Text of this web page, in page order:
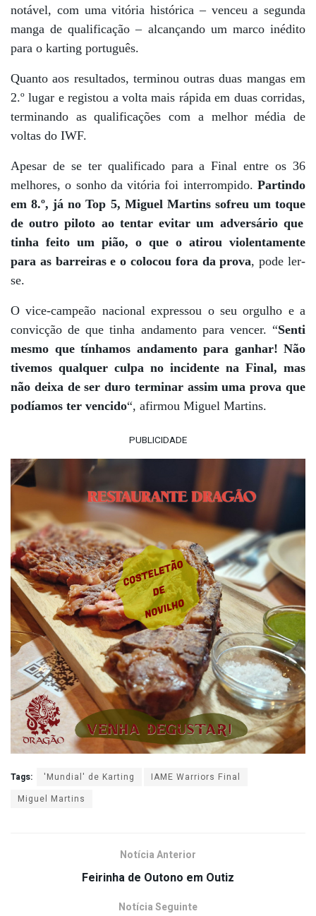
notável, com uma vitória histórica – venceu a segunda
manga de qualificação – alcançando um marco inédito
para o karting português.
Quanto aos resultados, terminou outras duas mangas em
2.º lugar e registou a volta mais rápida em duas corridas,
terminando as qualificações com a melhor média de
voltas do IWF.
Apesar de se ter qualificado para a Final entre os 36
melhores, o sonho da vitória foi interrompido. Partindo
em 8.º, já no Top 5, Miguel Martins sofreu um toque
de outro piloto ao tentar evitar um adversário que
tinha feito um pião, o que o atirou violentamente
para as barreiras e o colocou fora da prova, pode ler-
se.
O vice-campeão nacional expressou o seu orgulho e a
convicção de que tinha andamento para vencer. “Senti
mesmo que tínhamos andamento para ganhar! Não
tivemos qualquer culpa no incidente na Final, mas
não deixa de ser duro terminar assim uma prova que
podíamos ter vencido“, afirmou Miguel Martins.
PUBLICIDADE
Tags: 'Mundial' de Karting
IAME Warriors Final
Miguel Martins
Notícia Anterior
Feirinha de Outono em Outiz
Notícia Seguinte